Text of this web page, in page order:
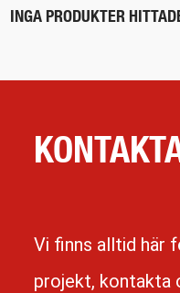
INGA PRODUKTER
Vi finns alltid här
projekt, kontakta